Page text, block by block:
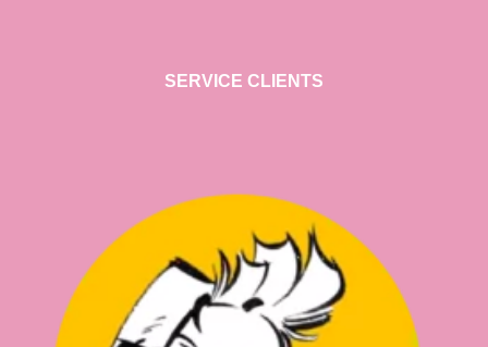
SERVICE CLIENTS